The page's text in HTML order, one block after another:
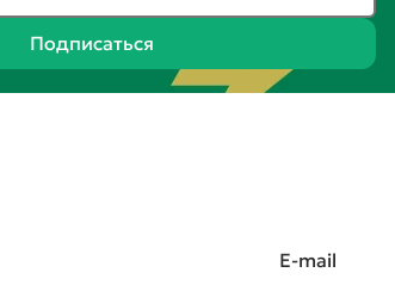
Подписаться
E-mail